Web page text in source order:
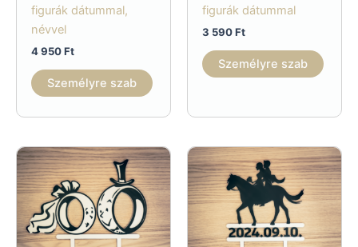
figurák dátummal,
névvel
4 950Ft
Személyre szab
figurák dátummal
3 590Ft
Személyre szab